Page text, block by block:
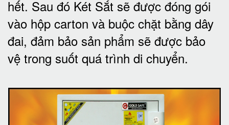
hết. Sau đó Két Sắt sẽ được đóng gói
vào hộp carton và buộc chặt bằng dây
đai, đảm bảo sản phẩm sẽ được bảo
vệ trong suốt quá trình di chuyển.